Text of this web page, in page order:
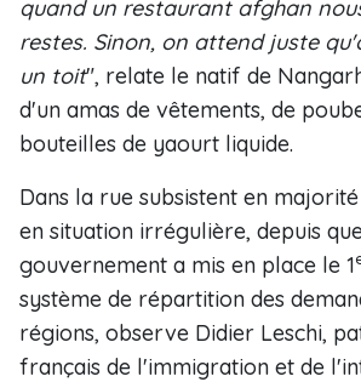
quand un restaurant afghan
restes. Sinon, on attend juste
un toit", relate le natif de
d'un amas de vêtements, de
bouteilles de yaourt liquide.
Dans la rue subsistent en
en situation irrégulière, depuis
gouvernement a mis en place le 1
système de répartition des
régions, observe Didier Leschi,
français de l'immigration et de